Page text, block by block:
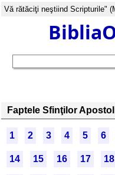
Vă rătăciţi neştiind Scripturile"
Faptele Sfinţilor
1 2 3 4 5 6
14 15 16 17 18